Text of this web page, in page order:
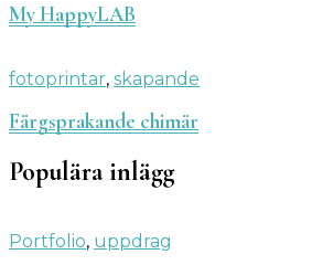
My HappyLAB
fotoprintar, skapande
Färgsprakande chimär
Populära inlägg
Portfolio, uppdrag